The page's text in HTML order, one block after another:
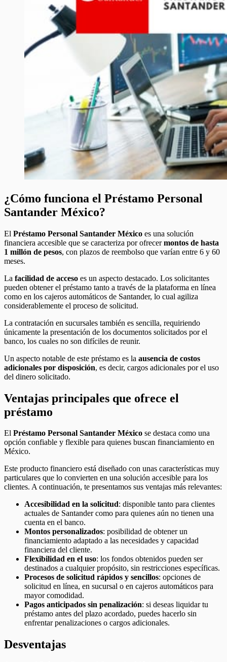
¿Cómo funciona el Préstamo Personal
Santander México?
El Préstamo Personal Santander México es una solución
financiera accesible que se caracteriza por ofrecermontos de hasta
1 millón de pesos, con plazos de reembolso que varían entre 6 y 60
meses.
La facilidad de acceso es un aspecto destacado. Los solicitantes
pueden obtener el préstamo tanto a través de la plataforma en línea
como en los cajeros automáticos de Santander, lo cual agiliza
considerablemente el proceso de solicitud.
La contratación en sucursales también es sencilla, requiriendo
únicamente la presentación de los documentos solicitados por el
banco, los cuales no son difíciles de reunir.
Un aspecto notable de este préstamo es la ausencia de costos
adicionales por disposición, es decir, cargos adicionales por el uso
del dinero solicitado.
Ventajas principales que ofrece el
préstamo
El Préstamo Personal Santander México se destaca como una
opción confiable y flexible para quienes buscan financiamiento en
México.
Este producto financiero está diseñado con unas características muy
particulares que lo convierten en una solución accesible para los
clientes. A continuación, te presentamos sus ventajas más relevantes:
Accesibilidad en la solicitud: disponible tanto para clientes
actuales de Santander como para quienes aún no tienen una
cuenta en el banco.
Montos personalizados: posibilidad de obtener un
financiamiento adaptado a las necesidades y capacidad
financiera del cliente.
Flexibilidad en el uso: los fondos obtenidos pueden ser
destinados a cualquier propósito, sin restricciones específicas.
Procesos de solicitud rápidos y sencillos: opciones de
solicitud en línea, en sucursal o en cajeros automáticos para
mayor comodidad.
Pagos anticipados sin penalización: si deseas liquidar tu
préstamo antes del plazo acordado, puedes hacerlo sin
enfrentar penalizaciones o cargos adicionales.
Desventajas